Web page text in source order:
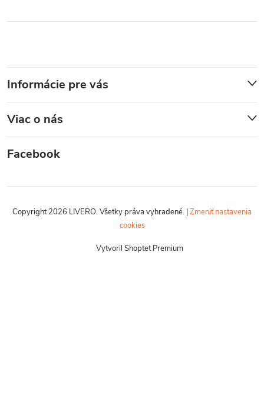
Informácie pre vás
Viac o nás
Facebook
Vytvoril Shoptet Premium
Copyright 2026 LIVERO. Všetky práva vyhradené. |Zmeniť nastavenia
cookies